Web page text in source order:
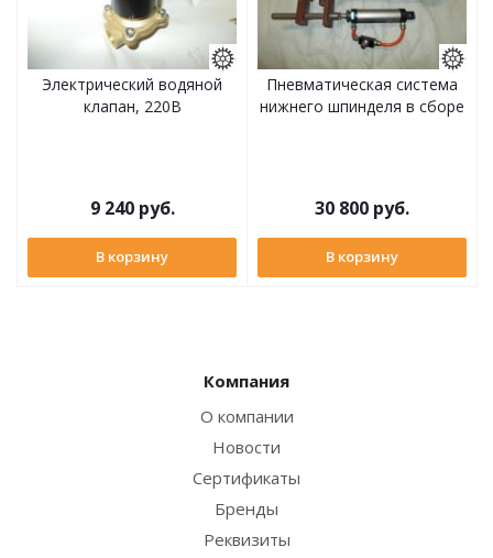
Электрический водяной
клапан, 220В
9 240руб.
В корзину
Пневматическая система
нижнего шпинделя в сборе
30 800 руб.
В корзину
Компания
О компании
Новости
Сертификаты
Бренды
Реквизиты